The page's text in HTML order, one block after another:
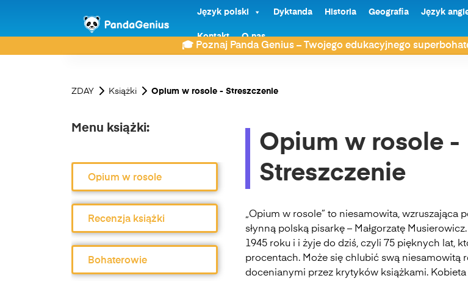
Język polski Dyktanda Historia Geografia Język
Kontakt O nas
🎓 Poznaj Panda Genius – Twojego edukacyjnego
ZDAY Książki Opium w rosole - Streszczenie
Menu książki:
Opium w rosole
Recenzja książki
Bohaterowie
Opium w rosole -
Streszczenie
„Opium w rosole” to niesamowita, wzruszająca
słynną polską pisarkę – Małgorzatę
1945 roku i i żyje do dziś, czyli 75 pięknych lat,
procentach. Może się chlubić swą niesamowitą
docenianymi przez krytyków książkami.